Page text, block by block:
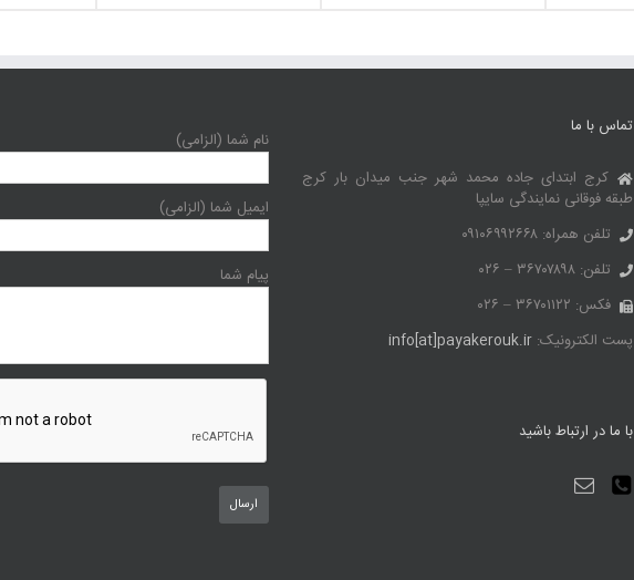
تماس با ما
کرج ابتدای جاده محمد شهر جنب میدان بار کرج
طبقه فوقانی نمایندگی سایپا
تلفن همراه: ۰۹۱۰۶۹۹۲۶۶۸
تلفن: ۳۶۷۰۷۸۹۸ – ۰۲۶
فکس: ۳۶۷۰۱۱۲۲ – ۰۲۶
پست الکترونیک:info[at]payakerouk.ir
با ما در ارتباط باشید
نام شما (الزامی)
ایمیل شما (الزامی)
پیام شما